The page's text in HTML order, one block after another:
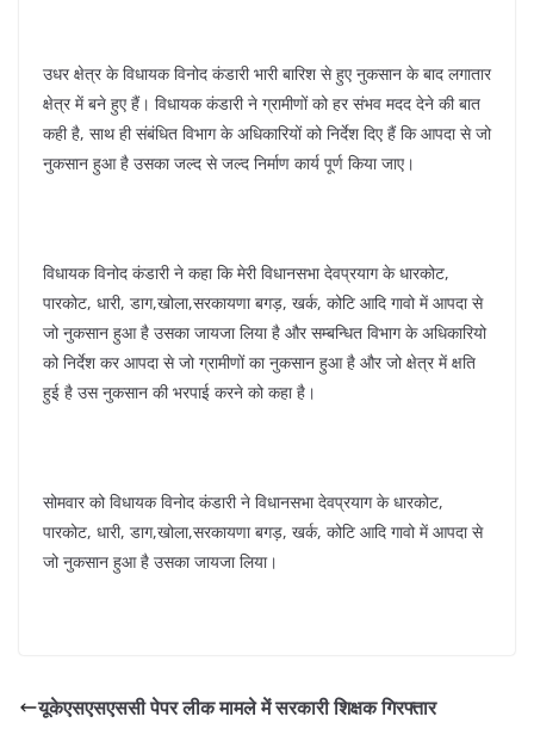
उधर क्षेत्र के विधायक विनोद कंडारी भारी बारिश से हुए नुकसान के बाद लगातार
क्षेत्र में बने हुए हैं। विधायक कंडारी ने ग्रामीणों को हर संभव मदद देने की बात
कही है, साथ ही संबंधित विभाग के अधिकारियों को निर्देश दिए हैं कि आपदा से जो
नुकसान हुआ है उसका जल्द से जल्द निर्माण कार्य पूर्ण किया जाए।
विधायक विनोद कंडारी ने कहा कि मेरी विधानसभा देवप्रयाग के धारकोट,
पारकोट, धारी, डाग,खोला,सरकायणा बगड़, खर्क, कोटि आदि गावो में आपदा से
जो नुकसान हुआ है उसका जायजा लिया है और सम्बन्धित विभाग के अधिकारियो
को निर्देश कर आपदा से जो ग्रामीणों का नुकसान हुआ है और जो क्षेत्र में क्षति
हुई है उस नुकसान की भरपाई करने को कहा है।
सोमवार को विधायक विनोद कंडारी ने विधानसभा देवप्रयाग के धारकोट,
पारकोट, धारी, डाग,खोला,सरकायणा बगड़, खर्क, कोटि आदि गावो में आपदा से
जो नुकसान हुआ है उसका जायजा लिया।
यूकेएसएसएससी पेपर लीक मामले में सरकारी शिक्षक गिरफ्तार